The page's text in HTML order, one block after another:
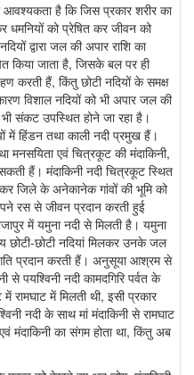
है कि जिस प्रकार शरीर का
धमनियों को प्रेषित कर जीवन को
द्वारा जल की अपार राशि का
किया जाता है, जिसके बल पर ही
करती हैं, किंतु छोटी नदियों के समक्ष
विशाल नदियों को भी अपार जल की
संकट उपस्थित होने जा रहा है।
में हिंडन तथा काली नदी प्रमुख हैं।
मनसयिता एवं चित्रकूट की मंदाकिनी,
हैं। मंदाकिनी नदी चित्रकूट स्थित
जिले के अनेकानेक गांवों की भूमि को
रस से जीवन प्रदान करती हुई
में यमुना नदी से मिलती है। यमुना
छोटी-छोटी नदियां मिलकर उनके जल
प्रदान करती हैं। अनुसूया आश्रम से
पयश्विनी नदी कामदगिरि पर्वत के
में मिलती थी, इसी प्रकार
नदी के साथ मां मंदाकिनी से रामघाट
मंदाकिनी का संगम होता था, किंतु अब